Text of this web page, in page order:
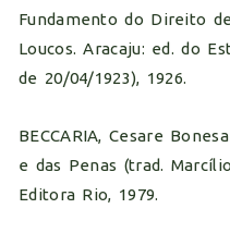
Fundamento do Direito
Loucos. Aracaju: ed. do
de 20/04/1923), 1926.
BECCARIA, Cesare
e das Penas (trad.
Editora Rio, 1979.